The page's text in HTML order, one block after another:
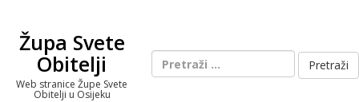
contentŽupa Svete
Obitelji
Web stranice Župe Svete
Obitelji u Osijeku
Pretraži: